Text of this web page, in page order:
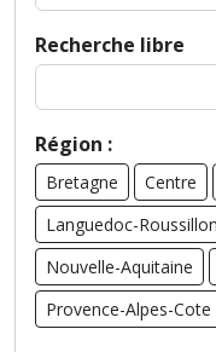
Recherche libre
Région :
Bretagne Centre
Languedoc-Roussillon
Nouvelle-Aquitaine
Provence-Alpes-